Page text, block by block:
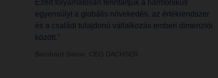
Ezért folyamatosan fenntartjuk a harmonikus
egyensúlyt a globális növekedés, az értékrendszer
és a családi tulajdonú vállalkozás emberi dimenziói
között.”
Bernhard Simon, CEO DACHSER